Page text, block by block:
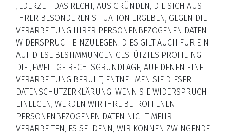
JEDERZEIT DAS RECHT, AUS GRÜNDEN, DIE SICH AUS
IHRER BESONDEREN SITUATION ERGEBEN, GEGEN DIE
VERARBEITUNG IHRER PERSONENBEZOGENEN DATEN
WIDERSPRUCH EINZULEGEN; DIES GILT AUCH FÜR EIN
AUF DIESE BESTIMMUNGEN GESTÜTZTES PROFILING.
DIE JEWEILIGE RECHTSGRUNDLAGE, AUF DENEN EINE
VERARBEITUNG BERUHT, ENTNEHMEN SIE DIESER
DATENSCHUTZERKLÄRUNG. WENN SIE WIDERSPRUCH
EINLEGEN, WERDEN WIR IHRE BETROFFENEN
PERSONENBEZOGENEN DATEN NICHT MEHR
VERARBEITEN, ES SEI DENN, WIR KÖNNEN ZWINGENDE